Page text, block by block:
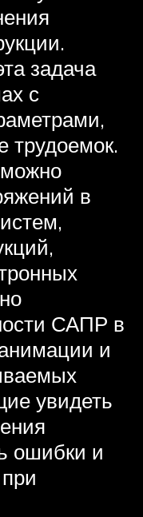
задача
с
трудоемок.
в
САПР в
и
увидеть
ошибки и